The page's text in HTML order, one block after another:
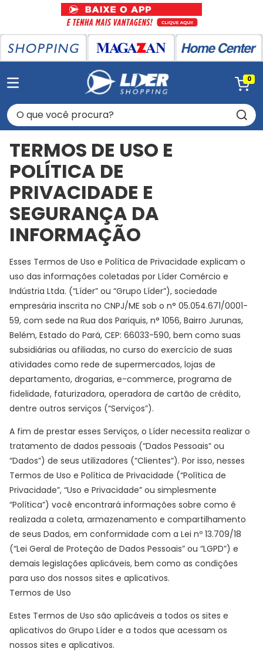
0
O que você procura?
TERMOS DE USO E
POLÍTICA DE
PRIVACIDADE E
SEGURANÇA DA
INFORMAÇÃO
Esses Termos de Uso e Política de Privacidade explicam o
uso das informações coletadas por Líder Comércio e
Indústria Ltda. (“Líder” ou “Grupo Líder”), sociedade
empresária inscrita no CNPJ/ME sob o n° 05.054.671/0001-
59, com sede na Rua dos Pariquis, n° 1056, Bairro Jurunas,
Belém, Estado do Pará, CEP: 66033-590, bem como suas
subsidiárias ou afiliadas, no curso do exercício de suas
atividades como rede de supermercados, lojas de
departamento, drogarias, e-commerce, programa de
fidelidade, faturizadora, operadora de cartão de crédito,
dentre outros serviços (“Serviços”).
A fim de prestar esses Serviços, o Líder necessita realizar o
tratamento de dados pessoais (“Dados Pessoais” ou
“Dados”) de seus utilizadores (“Clientes”). Por isso, nesses
Termos de Uso e Política de Privacidade (“Política de
Privacidade”, “Uso e Privacidade” ou simplesmente
“Política”) você encontrará informações sobre como é
realizada a coleta, armazenamento e compartilhamento
de seus Dados, em conformidade com a Lei nº 13.709/18
(“Lei Geral de Proteção de Dados Pessoais” ou “LGPD”) e
demais legislações aplicáveis, bem como as condições
para uso dos nossos sites e aplicativos.
Termos de Uso
Estes Termos de Uso são aplicáveis a todos os sites e
aplicativos do Grupo Líder e a todos que acessam os
nossos sites e aplicativos.